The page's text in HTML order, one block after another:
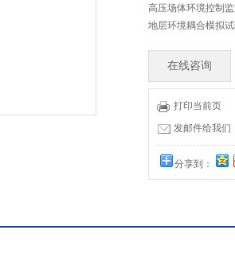
高压场体环境控制
地层环境耦合模拟
在线咨询
打印当前页
发邮件给我们
分享到：